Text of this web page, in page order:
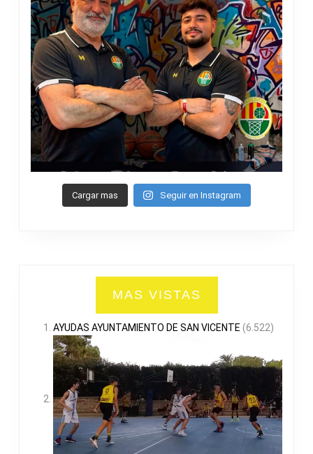
Cargar mas Seguir en Instagram
MAS VISTAS
AYUDAS AYUNTAMIENTO DE SAN VICENTE (6.522)